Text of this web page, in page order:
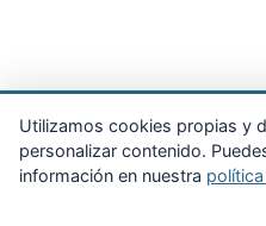
Utilizamos cookies propias y
personalizar contenido.
información en nuestra